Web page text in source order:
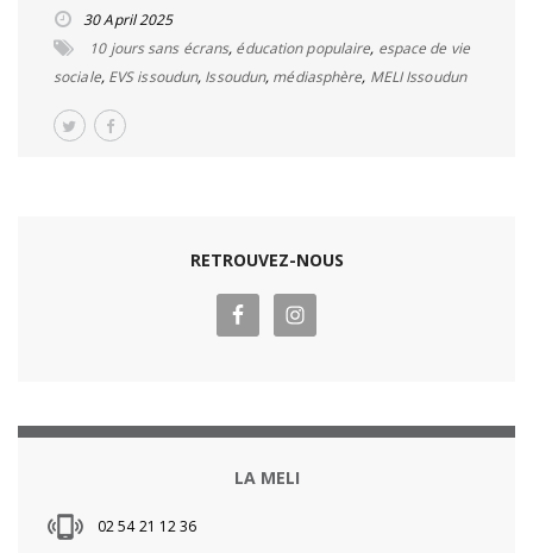
30 April 2025
10 jours sans écrans, éducation populaire, espace de vie
sociale, EVS issoudun, Issoudun, médiasphère, MELI Issoudun
RETROUVEZ-NOUS
LA MELI
02 54 21 12 36